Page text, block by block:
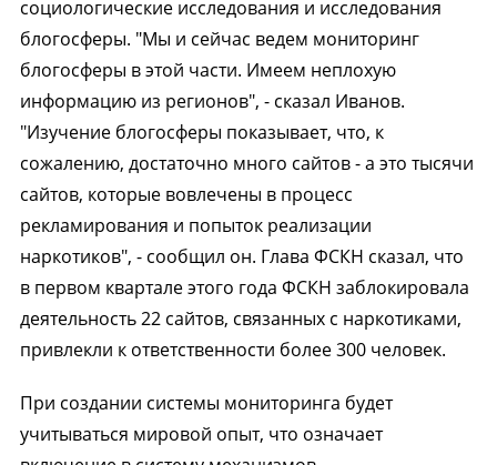
социологические исследования и исследования
блогосферы. "Мы и сейчас ведем мониторинг
блогосферы в этой части. Имеем неплохую
информацию из регионов", - сказал Иванов.
"Изучение блогосферы показывает, что, к
сожалению, достаточно много сайтов - а это тысячи
сайтов, которые вовлечены в процесс
рекламирования и попыток реализации
наркотиков", - сообщил он. Глава ФСКН сказал, что
в первом квартале этого года ФСКН заблокировала
деятельность 22 сайтов, связанных с наркотиками,
привлекли к ответственности более 300 человек.
При создании системы мониторинга будет
учитываться мировой опыт, что означает